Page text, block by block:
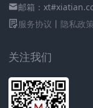
邮箱：xt#xiatian.cc
服务协议 丨 隐私政策
关注我们